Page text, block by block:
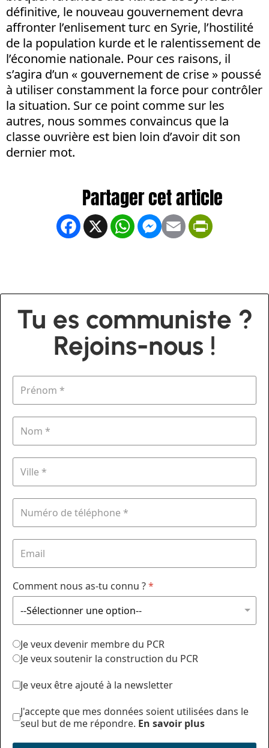
définitive, le nouveau gouvernement devra
affronter l’enlisement turc en Syrie, l’hostilité
de la population kurde et le ralentissement de
l’économie nationale. Pour ces raisons, il
s’agira d’un « gouvernement de crise » poussé
à utiliser constamment la force pour contrôler
la situation. Sur ce point comme sur les
autres, nous sommes convaincus que la
classe ouvrière est bien loin d’avoir dit son
dernier mot.
Facebook
X WhatsApp
Messenger
Email
Tu es communiste ?
Rejoins-nous !
Comment nous as-tu connu ?*
Je veux devenir membre du PCR
Je veux soutenir la construction du PCR
Je veux être ajouté à la newsletter
J'accepte que mes données soient utilisées dans le
seul but de me répondre. En savoir plus